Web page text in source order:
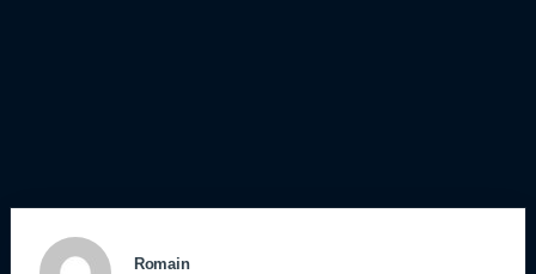
Romain